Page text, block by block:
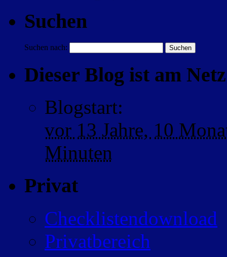
Suchen
Suchen nach:
Dieser Blog ist am
Blogstart:
vor 13 Jahre, 10
Minuten
Privat
Checklistendownload
Privatbereich